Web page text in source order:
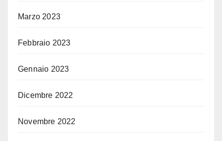
Marzo 2023
Febbraio 2023
Gennaio 2023
Dicembre 2022
Novembre 2022